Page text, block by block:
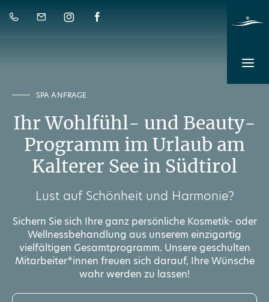
SPA ANFRAGE
Ihr Wohlfühl- und Beauty-
Programm im Urlaub am
Kalterer See in Südtirol
Lust auf Schönheit und Harmonie?
Sichern Sie sich Ihre ganz persönliche Kosmetik- oder
Wellnessbehandlung aus unserem einzigartig
vielfältigen Gesamtprogramm. Unsere geschulten
Mitarbeiter*innen freuen sich darauf, Ihre Wünsche
wahr werden zu lassen!